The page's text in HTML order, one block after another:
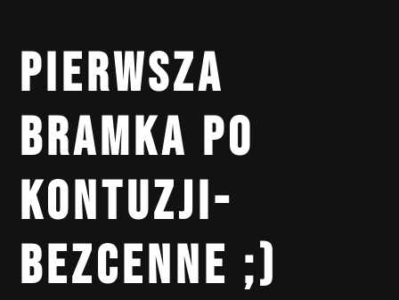
PIERWSZA
BRAMKA PO
KONTUZJI-
BEZCENNE ;)